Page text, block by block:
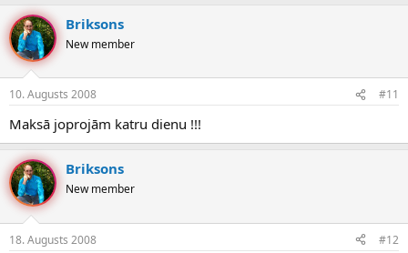
Briksons
New member
10. Augusts 2008 #11
Maksā joprojām katru dienu !!!
Briksons
New member
18. Augusts 2008 #12